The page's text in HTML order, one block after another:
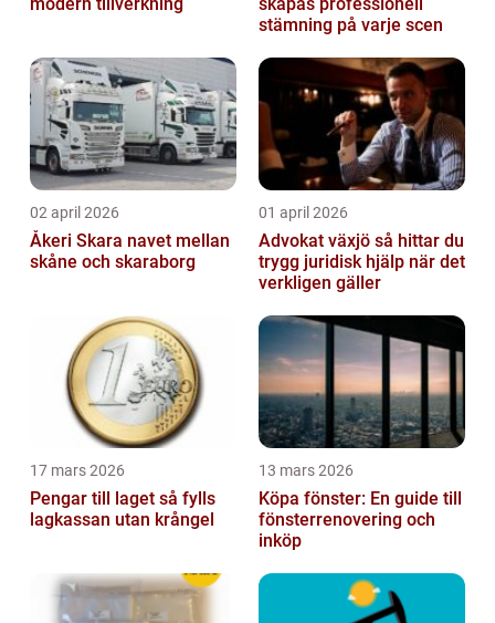
stämning på varje scen
02 april 2026
Åkeri Skara navet mellan
skåne och skaraborg
01 april 2026
Advokat växjö så hittar du
trygg juridisk hjälp när det
verkligen gäller
17 mars 2026
Pengar till laget så fylls
lagkassan utan krångel
13 mars 2026
Köpa fönster: En guide till
fönsterrenovering och
inköp